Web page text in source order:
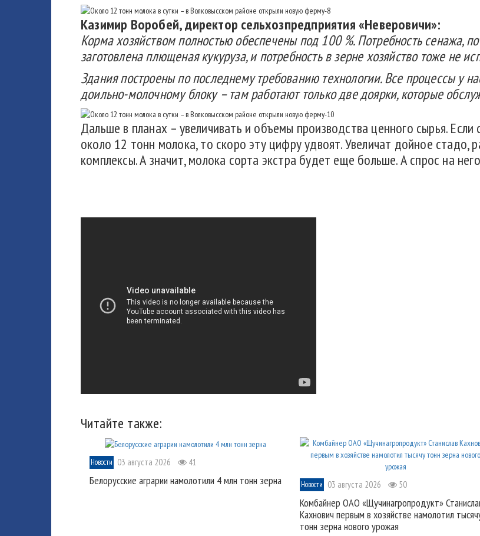
Казимир Воробей, директор сельхозпредприятия «Неверовичи»:
Корма хозяйством полностью обеспечены под 100 %. Потребность сенажа,
заготовлена плющеная кукуруза, и потребность в зерне хозяйство тоже не
Здания построены по последнему требованию технологии. Все процессы у
доильно-молочному блоку – там работают только две доярки, которые
Дальше в планах – увеличивать и объемы производства ценного сырья.
около 12 тонн молока, то скоро эту цифру удвоят. Увеличат дойное стадо,
комплексы. А значит, молока сорта экстра будет еще больше. А спрос на
Читайте также:
Новости 03 августа 2026 41
Белорусские аграрии намолотили 4 млн тонн зерна Новости 03 августа 2026 50
Комбайнер ОАО «Щучинагропродукт»
Кахнович первым в хозяйстве намолотил
тонн зерна нового урожая